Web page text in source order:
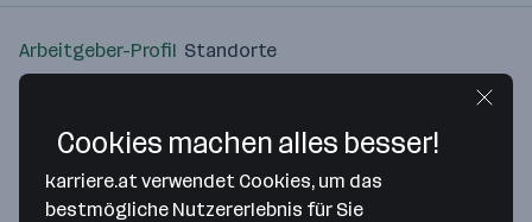
Arbeitgeber-Profil Standorte
Cookies machen alles besser!
karriere.at verwendet Cookies, um das
bestmögliche Nutzererlebnis für Sie